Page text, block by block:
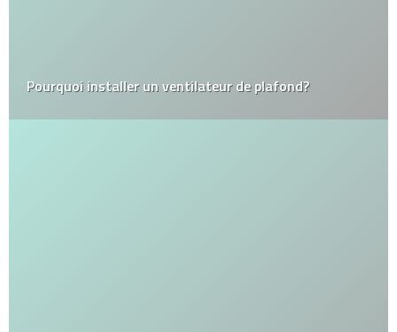
Pourquoi installer un ventilateur de plafond?